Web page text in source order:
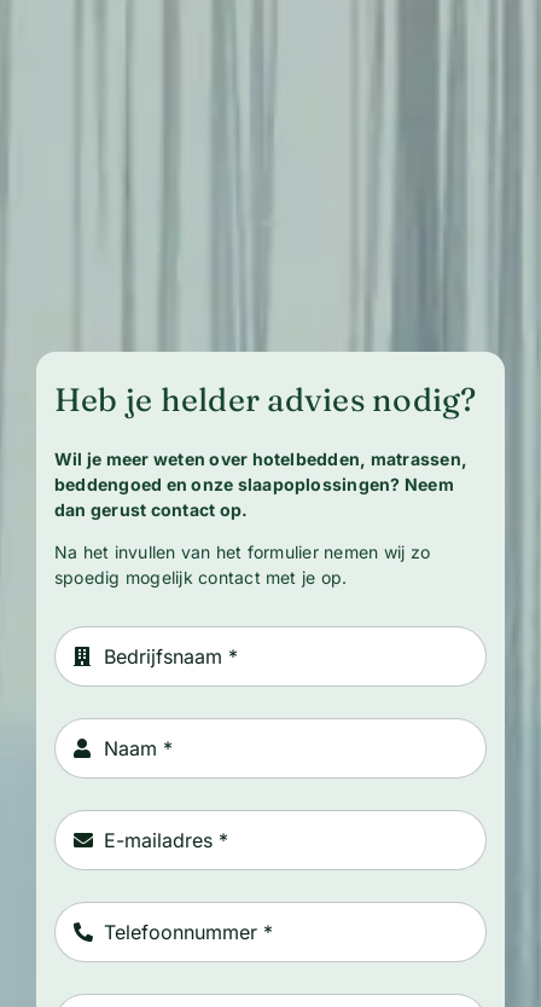
Heb je helder advies nodig?
Wil je meer weten over hotelbedden, matrassen,
beddengoed en onze slaapoplossingen? Neem
dan gerust contact op.
Na het invullen van het formulier nemen wij zo
spoedig mogelijk contact met je op.